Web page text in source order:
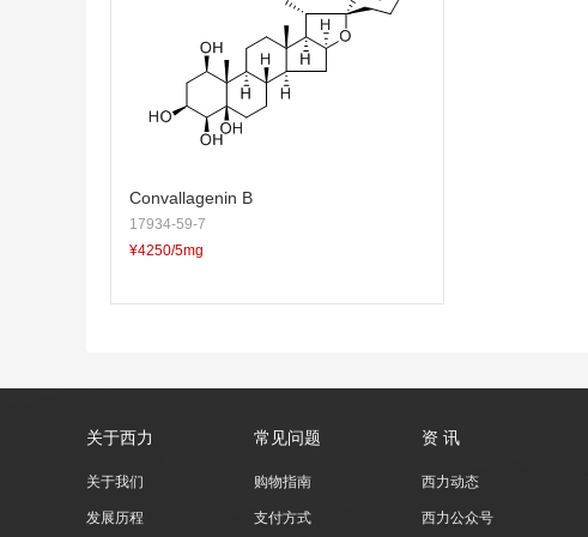
Convallagenin B
17934-59-7
¥4250/5mg
关于西力
关于我们
发展历程
常见问题
购物指南
支付方式
资 讯
西力动态
西力公众号